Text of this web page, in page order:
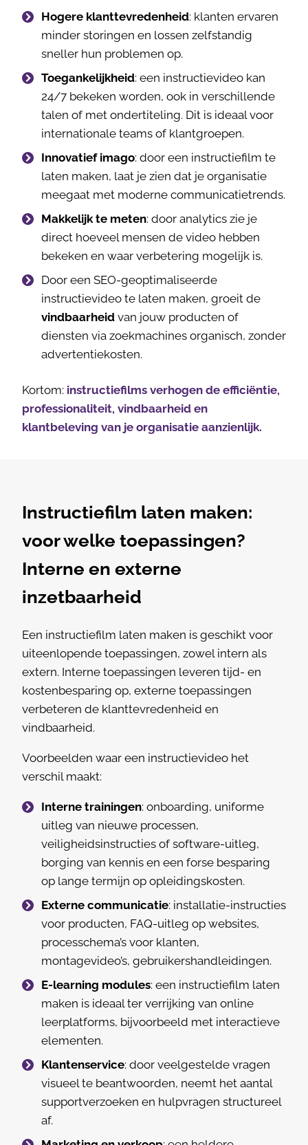
Hogere klanttevredenheid: klanten ervaren
minder storingen en lossen zelfstandig
sneller hun problemen op.
Toegankelijkheid: een instructievideo kan
24/7 bekeken worden, ook in verschillende
talen of met ondertiteling. Dit is ideaal voor
internationale teams of klantgroepen.
Innovatief imago: door een instructiefilm te
laten maken, laat je zien dat je organisatie
meegaat met moderne communicatietrends.
Makkelijk te meten: door analytics zie je
direct hoeveel mensen de video hebben
bekeken en waar verbetering mogelijk is.
Door een SEO-geoptimaliseerde
instructievideo te laten maken, groeit de
vindbaarheid van jouw producten of
diensten via zoekmachines organisch, zonder
advertentiekosten.
Kortom: instructiefilms verhogen de efficiëntie,
professionaliteit, vindbaarheid en
klantbeleving van je organisatie aanzienlijk.
Instructiefilm laten maken:
voor welke toepassingen?
Interne en externe
inzetbaarheid
Een instructiefilm laten maken is geschikt voor
uiteenlopende toepassingen, zowel intern als
extern. Interne toepassingen leveren tijd- en
kostenbesparing op, externe toepassingen
verbeteren de klanttevredenheid en
vindbaarheid.
Voorbeelden waar een instructievideo het
verschil maakt:
Interne trainingen: onboarding, uniforme
uitleg van nieuwe processen,
veiligheidsinstructies of software-uitleg,
borging van kennis en een forse besparing
op lange termijn op opleidingskosten.
Externe communicatie: installatie-instructies
voor producten, FAQ-uitleg op websites,
processchema’s voor klanten,
montagevideo’s, gebruikershandleidingen.
E-learning modules: een instructiefilm laten
maken is ideaal ter verrijking van online
leerplatforms, bijvoorbeeld met interactieve
elementen.
Klantenservice: door veelgestelde vragen
visueel te beantwoorden, neemt het aantal
supportverzoeken en hulpvragen structureel
af.